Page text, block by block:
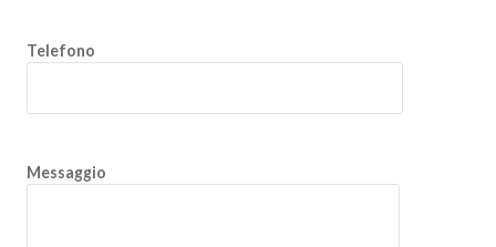
Telefono
Messaggio